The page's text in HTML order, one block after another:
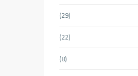
الأربعاء
أغسطس
الخميس
أغسطس
(29)
(22)
(8)